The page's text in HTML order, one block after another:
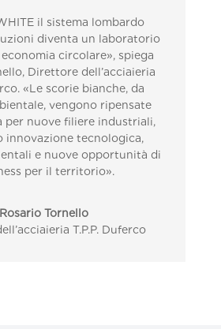
il sistema lombardo
diventa un laboratorio
circolare», spiega
Direttore dell’acciaieria
«Le scorie bianche, da
vengono ripensate
per nuove filiere industriali,
innovazione tecnologica,
e nuove opportunità di
per il territorio».
Rosario Tornello
T.P.P. Duferco